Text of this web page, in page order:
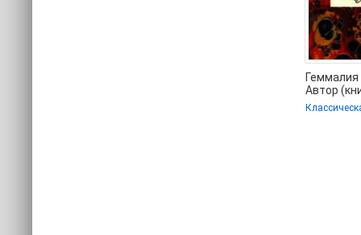
Геммалия
Автор